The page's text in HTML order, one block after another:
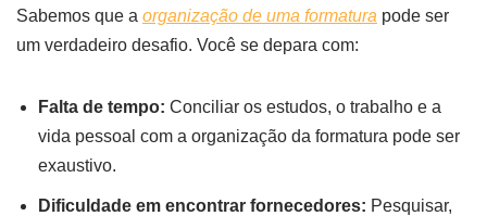
Sabemos que a organização de uma formatura pode ser
um verdadeiro desafio. Você se depara com:
Falta de tempo: Conciliar os estudos, o trabalho e a
vida pessoal com a organização da formatura pode ser
exaustivo.
Dificuldade em encontrar fornecedores: Pesquisar,